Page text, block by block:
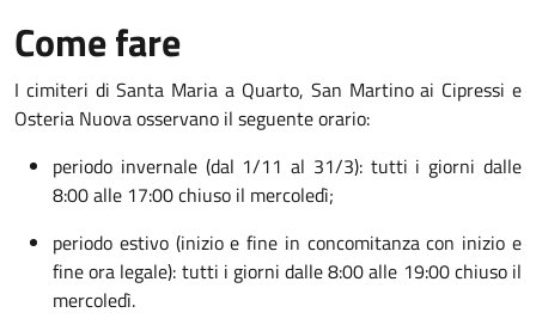
Come fare
I cimiteri di Santa Maria a Quarto, San Martino ai Cipressi e
Osteria Nuova osservano il seguente orario:
periodo invernale (dal 1/11 al 31/3): tutti i giorni dalle
8:00 alle 17:00 chiuso il mercoledì;
periodo estivo (inizio e fine in concomitanza con inizio e
fine ora legale): tutti i giorni dalle 8:00 alle 19:00 chiuso il
mercoledì.